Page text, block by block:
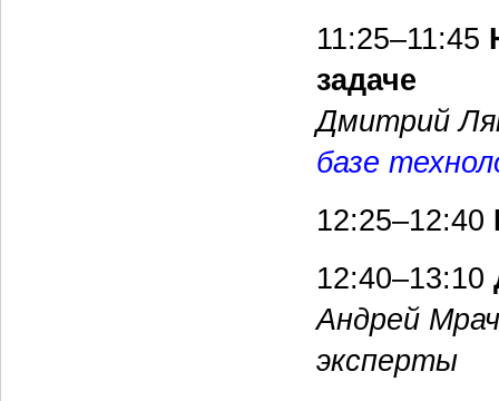
11:25–11:45
задаче
Дмитрий
базе
12:25–12:40
12:40–13:10
Андрей
эксперты